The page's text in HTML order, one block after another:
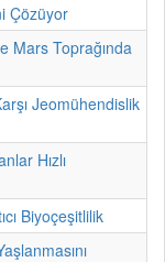
Çözüyor
Mars Toprağında
Jeomühendislik
Hızlı
Biyoçeşitlilik